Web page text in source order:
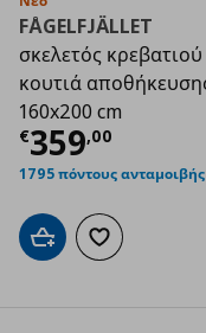
FÅGELFJÄLLET
σκελετός
κουτιά
160x200 cm
€359,00
Τρέχουσα
1795 πόντους ανταμοιβής
Προσθήκη στο καλάθι
Προσθήκη στα